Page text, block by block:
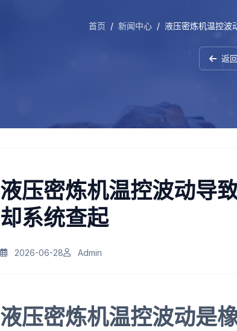
首页 / 新闻中心 / 液压密炼机温控波
返
液压密炼机温控波动导
却系统查起
2026-06-28 Admin
液压密炼机温控波动是